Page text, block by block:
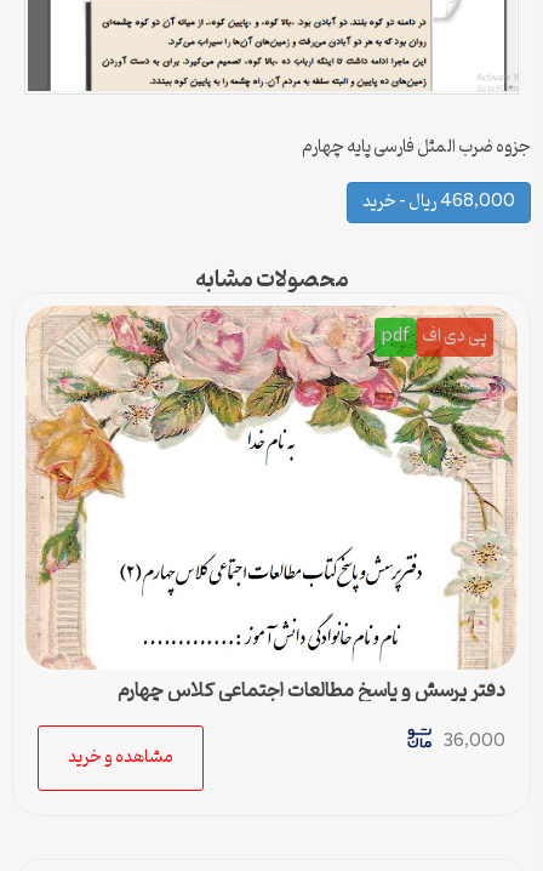
جزوه ضرب المثل فارسی پایه چهارم
468,000 ریال – خرید
محصولات مشابه
پی دی اف pdf
دفتر پرسش و پاسخ مطالعات اجتماعی کلاس چهارم
36,000
مشاهده و خرید